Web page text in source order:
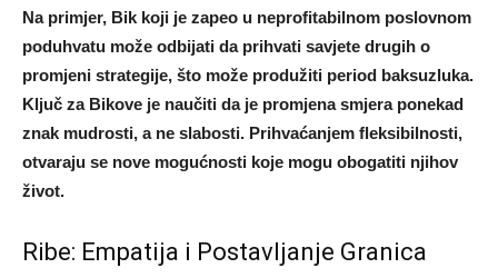
Na primjer, Bik koji je zapeo u neprofitabilnom poslovnom
poduhvatu može odbijati da prihvati savjete drugih o
promjeni strategije, što može produžiti period baksuzluka.
Ključ za Bikove je naučiti da je promjena smjera ponekad
znak mudrosti, a ne slabosti. Prihvaćanjem fleksibilnosti,
otvaraju se nove mogućnosti koje mogu obogatiti njihov
život.
Ribe: Empatija i Postavljanje Granica